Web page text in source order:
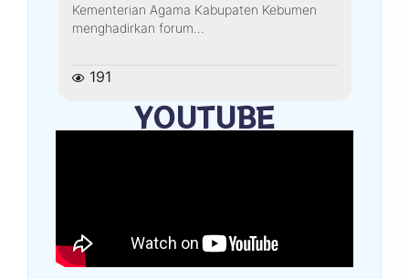
Kementerian Agama Kabupaten Kebumen
menghadirkan forum...
191
YOUTUBE